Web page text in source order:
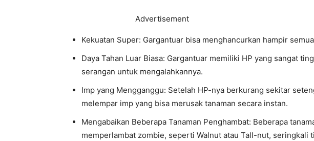
Advertisement
Kekuatan Super: Gargantuar bisa menghancurkan hampir
Daya Tahan Luar Biasa: Gargantuar memiliki HP yang sangat
serangan untuk mengalahkannya.
Imp yang Mengganggu: Setelah HP-nya berkurang sekitar
melempar imp yang bisa merusak tanaman secara instan.
Mengabaikan Beberapa Tanaman Penghambat: Beberapa
memperlambat zombie, seperti Walnut atau Tall-nut, seringkali